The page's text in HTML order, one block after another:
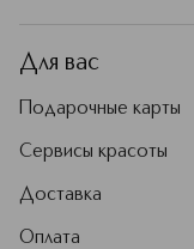
Для вас
Подарочные карты
Сервисы красоты
Доставка
Оплата